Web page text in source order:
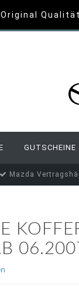
Qualität
GUTSCHEINE
Mazda